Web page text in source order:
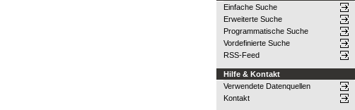
Einfache Suche
Erweiterte Suche
Programmatische Suche
Vordefinierte Suche
RSS-Feed
Hilfe & Kontakt
Verwendete Datenquellen
Kontakt